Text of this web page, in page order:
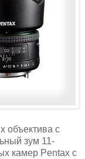
объектива с
зум 11-
камер Pentax с